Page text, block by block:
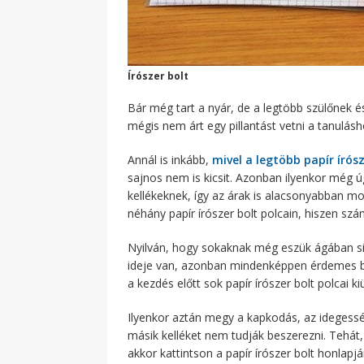
Írószer bolt
Bár még tart a nyár, de a legtöbb szülőnek
mégis nem árt egy pillantást vetni a
Annál is inkább, mivel a legtöbb papír
sajnos nem is kicsit. Azonban ilyenkor még
kellékeknek, így az árak is alacsonyabban
néhány papír írószer bolt polcain, hiszen
Nyilván, hogy sokaknak még eszük ágában
ideje van, azonban mindenképpen
a kezdés előtt sok papír írószer bolt polcai
Ilyenkor aztán megy a kapkodás, az
másik kelléket nem tudják beszerezni.
akkor kattintson a papír írószer bolt